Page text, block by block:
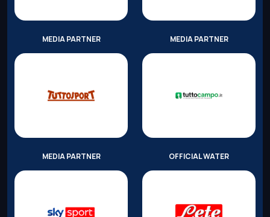
MEDIA PARTNER MEDIA PARTNER
MEDIA PARTNER OFFICIAL WATER